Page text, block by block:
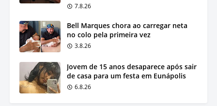
7.8.26
Bell Marques chora ao carregar neta
no colo pela primeira vez
3.8.26
Jovem de 15 anos desaparece após sair
de casa para um festa em Eunápolis
6.8.26